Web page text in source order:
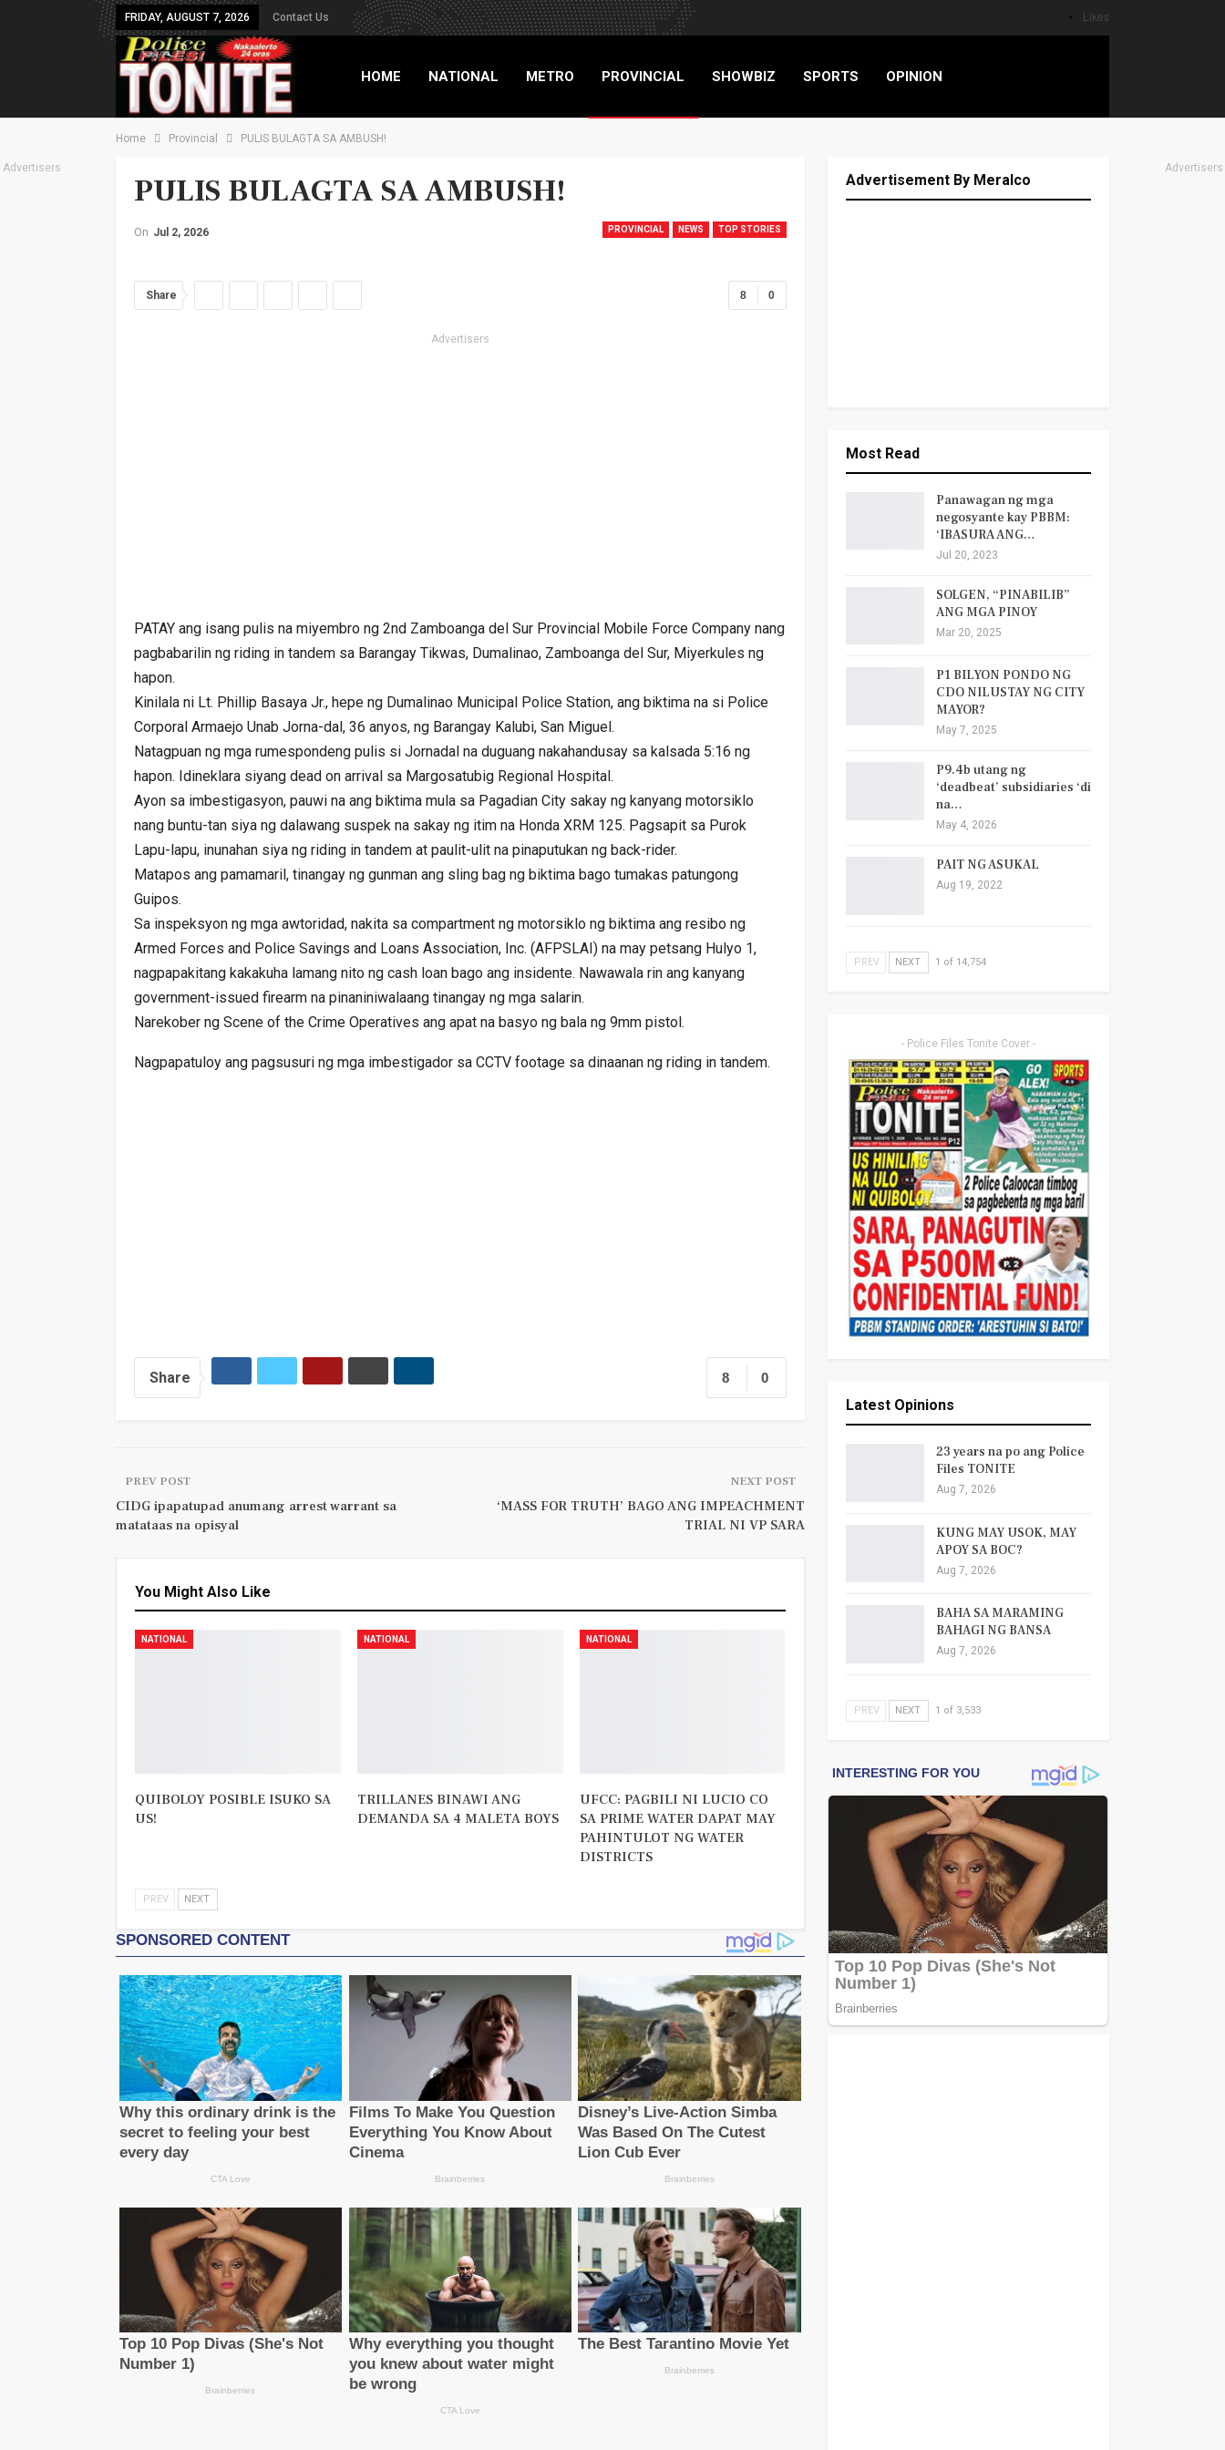
Likes
FRIDAY, AUGUST 7, 2026 Contact Us
HOME NATIONAL METRO PROVINCIAL SHOWBIZ SPORTS OPINION
Home Provincial PULIS BULAGTA SA AMBUSH!
Advertisers Advertisers
PULIS BULAGTA SA AMBUSH!
PROVINCIAL NEWS TOP STORIES
On Jul 2, 2026
0
8
Share
Advertisers
PATAY ang isang pulis na miyembro ng 2nd Zamboanga del Sur Provincial Mobile Force Company nang
pagbabarilin ng riding in tandem sa Barangay Tikwas, Dumalinao, Zamboanga del Sur, Miyerkules ng
hapon.
Kinilala ni Lt. Phillip Basaya Jr., hepe ng Dumalinao Municipal Police Station, ang biktima na si Police
Corporal Armaejo Unab Jorna-dal, 36 anyos, ng Barangay Kalubi, San Miguel.
Natagpuan ng mga rumespondeng pulis si Jornadal na duguang nakahandusay sa kalsada 5:16 ng
hapon. Idineklara siyang dead on arrival sa Margosatubig Regional Hospital.
Ayon sa imbestigasyon, pauwi na ang biktima mula sa Pagadian City sakay ng kanyang motorsiklo
nang buntu-tan siya ng dalawang suspek na sakay ng itim na Honda XRM 125. Pagsapit sa Purok
Lapu-lapu, inunahan siya ng riding in tandem at paulit-ulit na pinaputukan ng back-rider.
Matapos ang pamamaril, tinangay ng gunman ang sling bag ng biktima bago tumakas patungong
Guipos.
Sa inspeksyon ng mga awtoridad, nakita sa compartment ng motorsiklo ng biktima ang resibo ng
Armed Forces and Police Savings and Loans Association, Inc. (AFPSLAI) na may petsang Hulyo 1,
nagpapakitang kakakuha lamang nito ng cash loan bago ang insidente. Nawawala rin ang kanyang
government-issued firearm na pinaniniwalaang tinangay ng mga salarin.
Narekober ng Scene of the Crime Operatives ang apat na basyo ng bala ng 9mm pistol.
Nagpapatuloy ang pagsusuri ng mga imbestigador sa CCTV footage sa dinaanan ng riding in tandem.
0
8
Share
PREV POST
CIDG ipapatupad anumang arrest warrant sa
matataas na opisyal
NEXT POST
‘MASS FOR TRUTH’ BAGO ANG IMPEACHMENT
TRIAL NI VP SARA
You Might Also Like
NATIONAL
QUIBOLOY POSIBLE ISUKO SA
US!
NATIONAL
TRILLANES BINAWI ANG
DEMANDA SA 4 MALETA BOYS
NATIONAL
UFCC: PAGBILI NI LUCIO CO
SA PRIME WATER DAPAT MAY
PAHINTULOT NG WATER
DISTRICTS
PREV NEXT
Advertisement By Meralco
Most Read
Panawagan ng mga
negosyante kay PBBM:
‘IBASURA ANG…
Jul 20, 2023
SOLGEN, “PINABILIB”
ANG MGA PINOY
Mar 20, 2025
P1 BILYON PONDO NG
CDO NILUSTAY NG CITY
MAYOR?
May 7, 2025
P9.4b utang ng
‘deadbeat’ subsidiaries ‘di
na…
May 4, 2026
PAIT NG ASUKAL
Aug 19, 2022
PREV NEXT 1 of 14,754
- Police Files Tonite Cover -
Latest Opinions
23 years na po ang Police
Files TONITE
Aug 7, 2026
KUNG MAY USOK, MAY
APOY SA BOC?
Aug 7, 2026
BAHA SA MARAMING
BAHAGI NG BANSA
Aug 7, 2026
PREV NEXT 1 of 3,533